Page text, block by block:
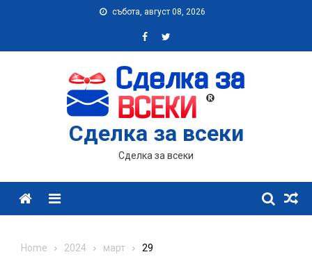
събота, август 08, 2026
Сделка за всеки
Сделка за всеки
Menu
Home 2024 март 29